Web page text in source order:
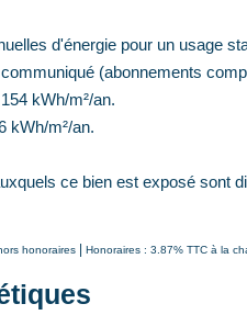
d'énergie pour un usage
(abonnements
kWh/m²/an.
kWh/m²/an.
ce bien est exposé sont
honoraires Honoraires : 3.87% TTC à la